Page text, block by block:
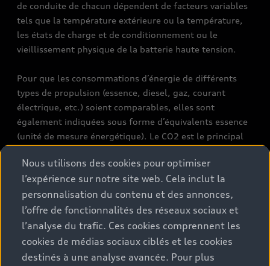
de conduite de chacun dépendent de facteurs variables
tels que la température extérieure ou la température,
les états de charge et de conditionnement ou le
vieillissement physique de la batterie haute tension.
Pour que les consommations d’énergie de différents
types de propulsion (essence, diesel, gaz, courant
électrique, etc.) soient comparables, elles sont
également indiquées sous forme d’équivalents essence
(unité de mesure énergétique). Le CO2 est le principal
climatique. Valeur moyenne des émissions de CO2 pour
tous les véhicules neufs vendus en Suisse: 111 g/km
(WLTP). Valeur cible des émissions de CO2 pour tous les
véhicules neufs vendus en Suisse: 93.6 g/km (WLTP).
Les données indiquées pour un véhicule peuvent
différer des données d’immatriculation conformément
à l’homologation de véhicule individuel.
Nous utilisons des cookies pour optimiser
l’expérience sur notre site web. Cela inclut la
personnalisation du contenu et des annonces,
l’offre de fonctionnalités des réseaux sociaux et
l’analyse du trafic. Ces cookies comprennent les
cookies de médias sociaux ciblés et les cookies
destinés à une analyse avancée. Pour plus